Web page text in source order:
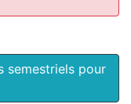
semestriels pour